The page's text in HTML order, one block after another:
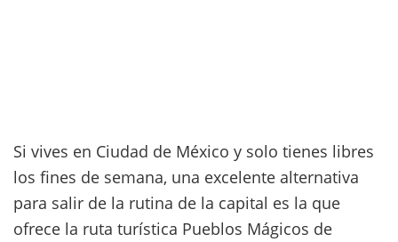
Si vives en Ciudad de México y solo tienes libres
los fines de semana, una excelente alternativa
para salir de la rutina de la capital es la que
ofrece la ruta turística Pueblos Mágicos de